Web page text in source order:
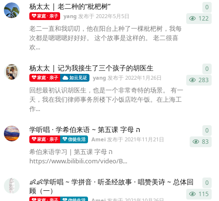
杨太太 | 老二种的“枇杷树”
家庭 · 亲子 yang 发布于 2022年5月5日 122
老二一直和我叨叨，他在阳台上种了一棵枇杷树，我每
次都是嗯嗯嗯好好好。 这个故事是这样的。 老二很喜
欢...
0
杨太太 | 记为我接生了三个孩子的胡医生
家庭 · 亲子 如云见证 yang 发布于 2022年1月26日 283
回想最初认识胡医生，也是一个非常奇特的场景。 有一
天，我在我们律师事务所楼下小饭店吃午饭。在上海工
作...
0
学听唱 · 学希伯来语 ~ 第五课 字母 ה
家庭 · 亲子 信徒生活 Amei发布于 2021年11月21日 83
希伯来语学习 | 第五课 字母 ה
https://www.bilibili.com/video/B...
0
👶👶学听唱 ~ 学拼音 · 听圣经故事 · 唱赞美诗 ~ 总体回
顾（一）
115
0